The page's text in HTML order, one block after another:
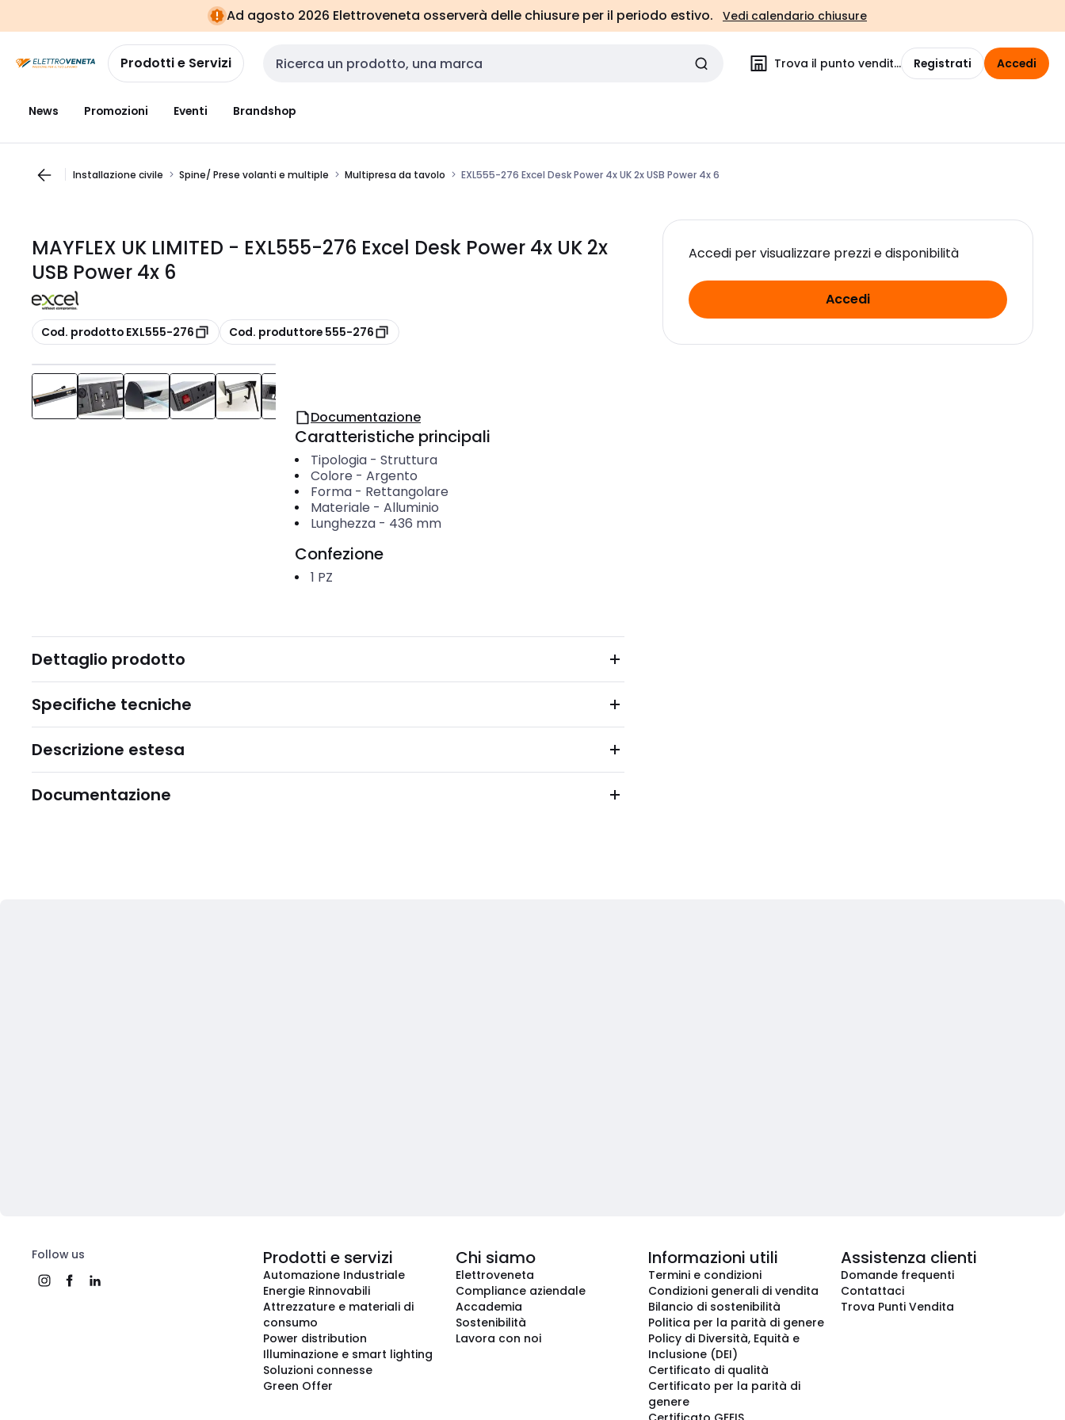
navigazionealla
pagina
Ad agosto 2026 Elettroveneta osserverà delle chiusure per il periodo estivo. Vedi calendario chiusure
Prodotti e Servizi Cerca input Trova il punto vendita Registrati Accedi
News Promozioni Eventi Brandshop
Installazione civile Spine/ Prese volanti e multiple Multipresa da tavolo EXL555-276 Excel Desk Power 4x UK 2x USB Power 4x 6
MAYFLEX UK LIMITED - EXL555-276 Excel Desk Power 4x UK 2x
USB Power 4x 6
copia
Cod. prodotto EXL555-276 copia
Cod. produttore 555-276
Accedi per visualizzare prezzi e disponibilità
Accedi
Documentazione
Caratteristiche principali
Tipologia- Struttura
Colore - Argento
Forma- Rettangolare
Materiale - Alluminio
Lunghezza- 436 mm
Confezione
1 PZ
Dettaglio prodotto
Specifiche tecniche
Descrizione estesa
Documentazione
Follow us Prodotti e servizi
Automazione Industriale
Energie Rinnovabili
Attrezzature e materiali di
consumo
Power distribution
Illuminazione e smart lighting
Soluzioni connesse
Green Offer
Chi siamo
Elettroveneta
Compliance aziendale
Accademia
Sostenibilità
Lavora con noi
Informazioni utili
Termini e condizioni
Condizioni generali di vendita
Bilancio di sostenibilità
Politica per la parità di genere
Policy di Diversità, Equità e
Inclusione (DEI)
Certificato di qualità
Certificato per la parità di
genere
Assistenza clienti
Domande frequenti
Contattaci
Trova Punti Vendita